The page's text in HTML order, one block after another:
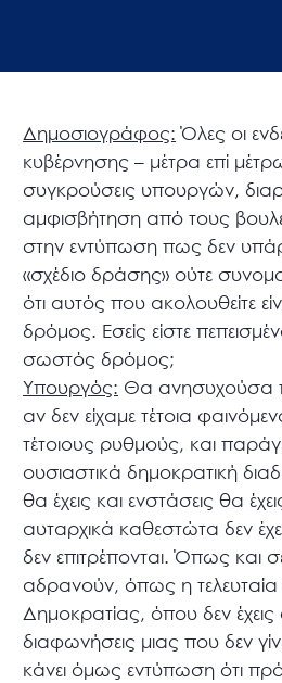
Δημοσιογράφος: Όλες οι
κυβέρνησης – μέτρα επί
συγκρούσεις υπουργών,
αμφισβήτηση από τους
στην εντύπωση πως δεν
«σχέδιο δράσης» ούτε
ότι αυτός που ακολουθείτε
δρόμος. Εσείς είστε
σωστός δρόμος;
Υπουργός: Θα ανησυχούσα
αν δεν είχαμε τέτοια
τέτοιους ρυθμούς, και
ουσιαστικά δημοκρατική
θα έχεις και ενστάσεις θα
αυταρχικά καθεστώτα δεν
δεν επιτρέπονται. Όπως και
αδρανούν, όπως η
Δημοκρατίας, όπου δεν έχεις
διαφωνήσεις μιας που δεν
κάνει όμως εντύπωση ότι